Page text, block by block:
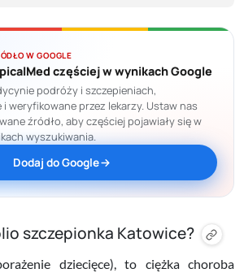
W GOOGLE
częściej w wynikach Google
podróży i szczepieniach,
weryfikowane przez lekarzy. Ustaw nas
źródło, aby częściej pojawiały się w
wyszukiwania.
Dodaj do Google
szczepionka Katowice?
dziecięce), to ciężka choroba